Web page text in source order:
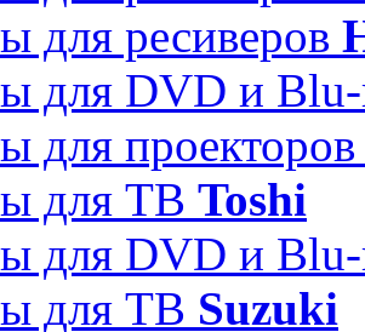
для ресиверов
для DVD и
для
для ТВ Toshi
для DVD и
для ТВ Suzuki